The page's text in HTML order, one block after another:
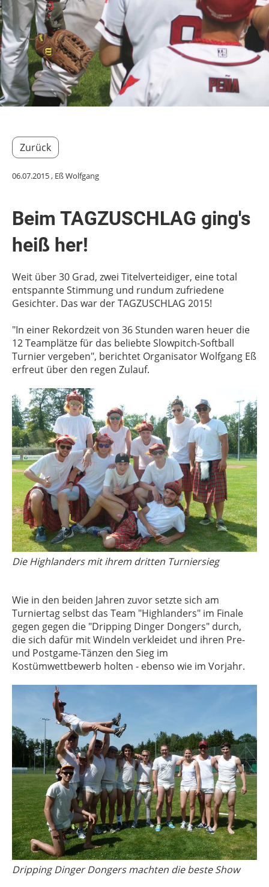
Zurück
06.07.2015, Eß Wolfgang
Beim TAGZUSCHLAG ging's
heiß her!
Weit über 30 Grad, zwei Titelverteidiger, eine total
entspannte Stimmung und rundum zufriedene
Gesichter. Das war der TAGZUSCHLAG 2015!
"In einer Rekordzeit von 36 Stunden waren heuer die
12 Teamplätze für das beliebte Slowpitch-Softball
Turnier vergeben", berichtet Organisator Wolfgang Eß
erfreut über den regen Zulauf.
Die Highlanders mit ihrem dritten Turniersieg
Wie in den beiden Jahren zuvor setzte sich am
Turniertag selbst das Team "Highlanders" im Finale
gegen gegen die "Dripping Dinger Dongers" durch,
die sich dafür mit Windeln verkleidet und ihren Pre-
und Postgame-Tänzen den Sieg im
Kostümwettbewerb holten - ebenso wie im Vorjahr.
Dripping Dinger Dongers machten die beste Show